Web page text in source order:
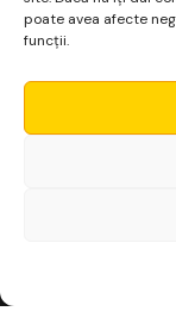
poate avea afecte
funcții.